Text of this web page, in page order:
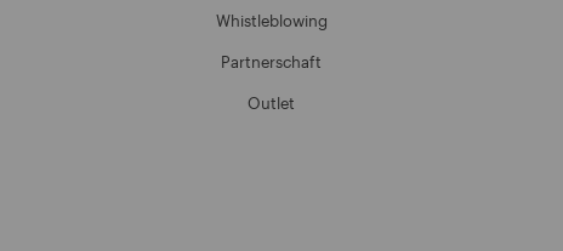
Whistleblowing
Partnerschaft
Outlet